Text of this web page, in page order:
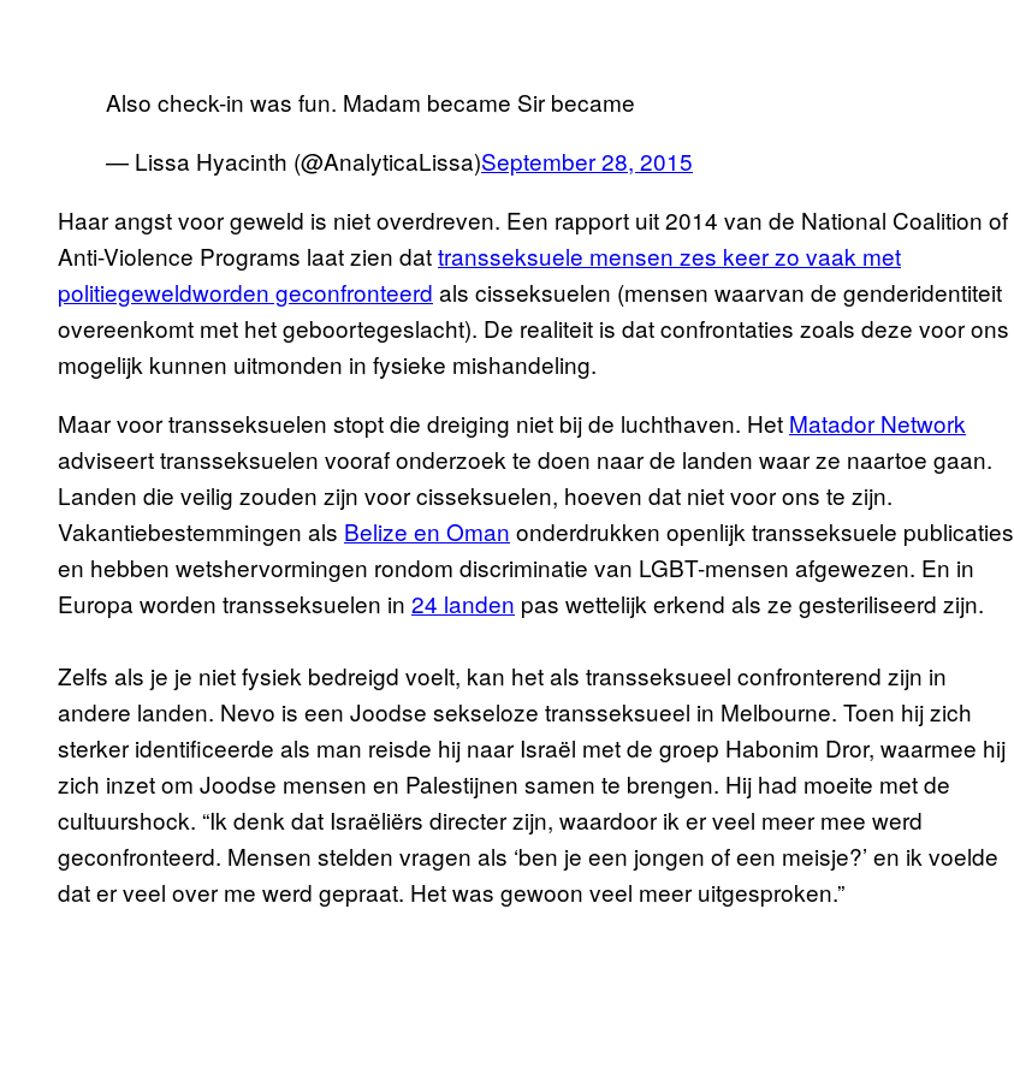
Also check-in was fun. Madam became Sir became
— Lissa Hyacinth (@AnalyticaLissa)September 28, 2015
Haar angst voor geweld is niet overdreven. Een rapport uit 2014 van de National Coalition of
Anti-Violence Programs laat zien dattransseksuele mensen zes keer zo vaak met
politiegeweldworden geconfronteerd als cisseksuelen (mensen waarvan de genderidentiteit
overeenkomt met het geboortegeslacht). De realiteit is dat confrontaties zoals deze voor ons
mogelijk kunnen uitmonden in fysieke mishandeling.
Maar voor transseksuelen stopt die dreiging niet bij de luchthaven. Het Matador Network
adviseert transseksuelen vooraf onderzoek te doen naar de landen waar ze naartoe gaan.
Landen die veilig zouden zijn voor cisseksuelen, hoeven dat niet voor ons te zijn.
Vakantiebestemmingen als Belize en Oman onderdrukken openlijk transseksuele publicaties
en hebben wetshervormingen rondom discriminatie van LGBT-mensen afgewezen. En in
Europa worden transseksuelen in 24 landen pas wettelijk erkend als ze gesteriliseerd zijn.
Zelfs als je je niet fysiek bedreigd voelt, kan het als transseksueel confronterend zijn in
andere landen. Nevo is een Joodse sekseloze transseksueel in Melbourne. Toen hij zich
sterker identificeerde als man reisde hij naar Israël met de groep Habonim Dror, waarmee hij
zich inzet om Joodse mensen en Palestijnen samen te brengen. Hij had moeite met de
cultuurshock. “Ik denk dat Israëliërs directer zijn, waardoor ik er veel meer mee werd
geconfronteerd. Mensen stelden vragen als ‘ben je een jongen of een meisje?’ en ik voelde
dat er veel over me werd gepraat. Het was gewoon veel meer uitgesproken.”